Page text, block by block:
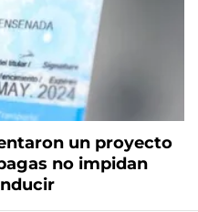
un proyecto
no impidan